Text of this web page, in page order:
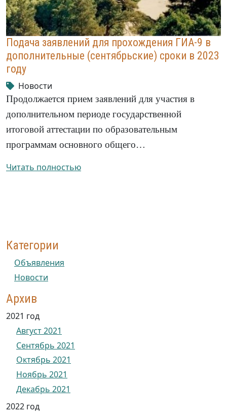
Подача заявлений для прохождения ГИА-9 в
дополнительные (сентябрьские) сроки в 2023
году
Новости
Продолжается прием заявлений для участия в
дополнительном периоде государственной
итоговой аттестации по образовательным
программам основного общего…
Читать полностью
Категории
Объявления
Новости
Архив
2021 год
Август 2021
Сентябрь 2021
Октябрь 2021
Ноябрь 2021
Декабрь 2021
2022 год